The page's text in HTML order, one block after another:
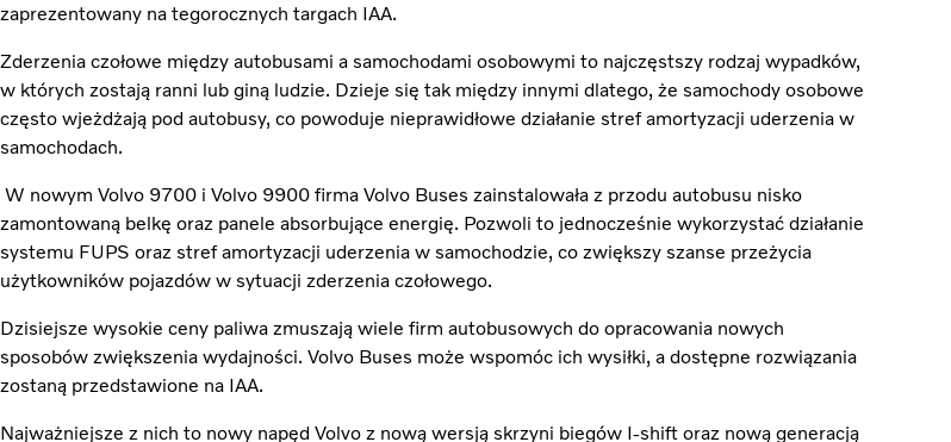
zaprezentowany na tegorocznych targach IAA.
Zderzenia czołowe między autobusami a samochodami osobowymi to najczęstszy rodzaj wypadków,
w których zostają ranni lub giną ludzie. Dzieje się tak między innymi dlatego, że samochody osobowe
często wjeżdżają pod autobusy, co powoduje nieprawidłowe działanie stref amortyzacji uderzenia w
samochodach.
W nowym Volvo 9700 i Volvo 9900 firma Volvo Buses zainstalowała z przodu autobusu nisko
zamontowaną belkę oraz panele absorbujące energię. Pozwoli to jednocześnie wykorzystać działanie
systemu FUPS oraz stref amortyzacji uderzenia w samochodzie, co zwiększy szanse przeżycia
użytkowników pojazdów w sytuacji zderzenia czołowego.
Dzisiejsze wysokie ceny paliwa zmuszają wiele firm autobusowych do opracowania nowych
sposobów zwiększenia wydajności. Volvo Buses może wspomóc ich wysiłki, a dostępne rozwiązania
zostaną przedstawione na IAA.
Najważniejsze z nich to nowy napęd Volvo z nową wersją skrzyni biegów I-shift oraz nową generacją